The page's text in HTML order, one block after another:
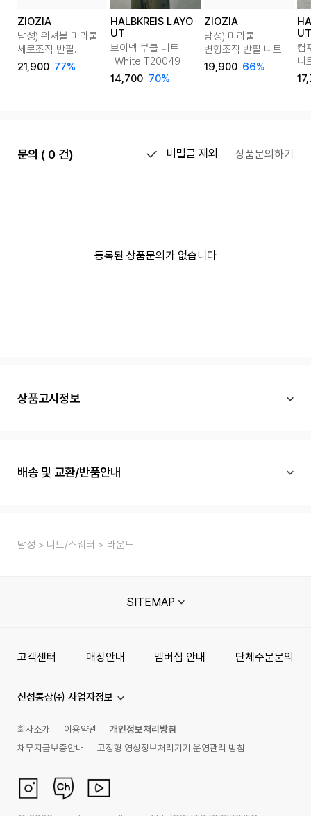
ZIOZIA
남성) 워셔블 미라쿨
세로조직 반팔
카라티
21,900 77%
HALBKREIS LAYO
UT
브이넥 부클 니트
_White T20049
14,700 70%
ZIOZIA
남성) 미라쿨
변형조직 반팔 니트
19,900 66%
컴
니
문의 ( 0 건) 비밀글 제외 상품문의하기
등록된 상품문의가 없습니다
상품고시정보
배송 및 교환/반품안내
남성 니트/스웨터 라운드
SITEMAP
고객센터 매장안내 멤버십 안내 단체주문문의
신성통상㈜ 사업자정보
회사소개 이용약관
개인정보처리방침
채무지급보증안내
고정형 영상정보처리기기 운영관리 방침